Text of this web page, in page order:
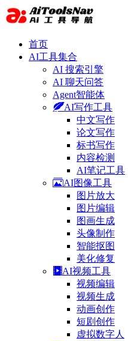
首页
AI工具集合
AI 搜索引擎
AI 聊天问答
Agent智能体
AI写作工具
中文写作
论文写作
标书写作
内容检测
AI笔记工具
AI图像工具
图片放大
图片编辑
图画生成
头像制作
智能抠图
美化修复
AI视频工具
视频编辑
视频生成
动画创作
短剧创作
虚拟数字人